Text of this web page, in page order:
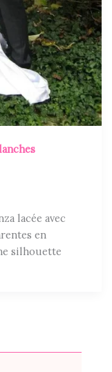
lacée avec
en
silhouette